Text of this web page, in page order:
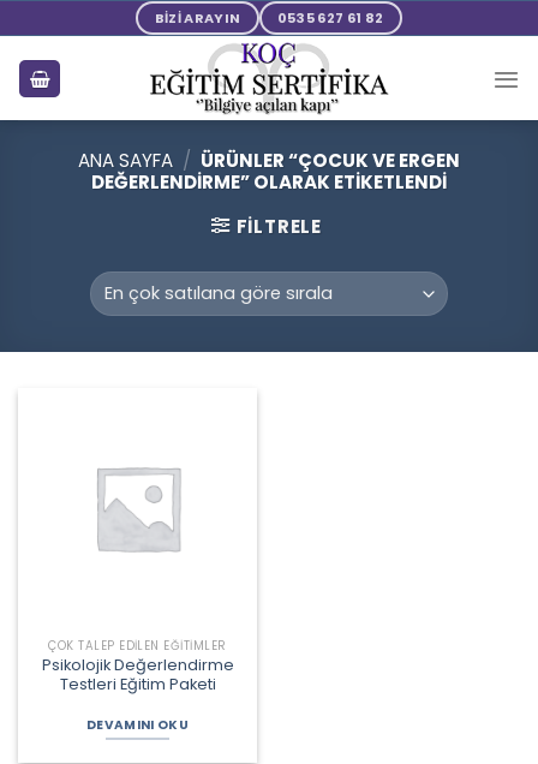
to
content
BİZİ ARAYIN 0535 627 61 82
ANA SAYFA / ÜRÜNLER “ÇOCUK VE ERGEN
DEĞERLENDIRME” OLARAK ETIKETLENDI
FILTRELE
ÇOK TALEP EDILEN EĞITIMLER
Psikolojik Değerlendirme
Testleri Eğitim Paketi
DEVAMINI OKU